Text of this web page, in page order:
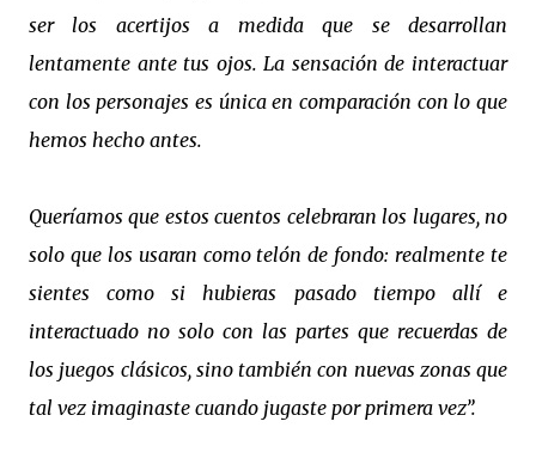
ser los acertijos a medida que se desarrollan
lentamente ante tus ojos. La sensación de interactuar
con los personajes es única en comparación con lo que
hemos hecho antes.
Queríamos que estos cuentos celebraran los lugares, no
solo que los usaran como telón de fondo: realmente te
sientes como si hubieras pasado tiempo allí e
interactuado no solo con las partes que recuerdas de
los juegos clásicos, sino también con nuevas zonas que
tal vez imaginaste cuando jugaste por primera vez”.